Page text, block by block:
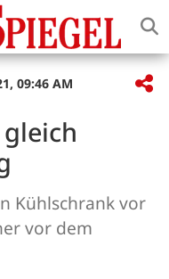
09:46 AM
Kühlschrank vor
vor dem